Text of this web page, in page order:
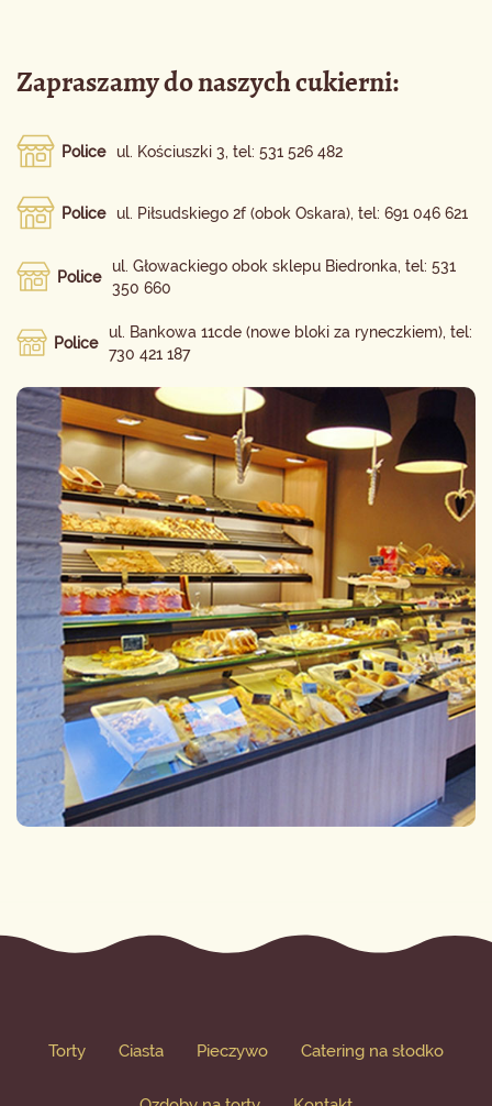
Zapraszamy do naszych cukierni:
Police ul. Kościuszki 3, tel: 531 526 482
Police ul. Piłsudskiego 2f (obok Oskara), tel: 691 046 621
Police
ul. Głowackiego obok sklepu Biedronka, tel: 531
350 660
Police
ul. Bankowa 11cde (nowe bloki za ryneczkiem), tel:
730 421 187
Torty Ciasta Pieczywo Catering na słodko